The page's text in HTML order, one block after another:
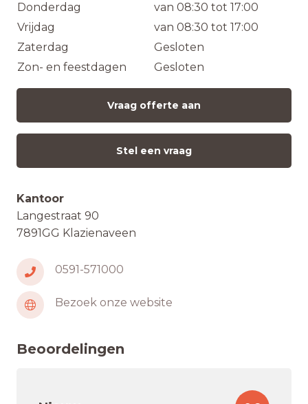
Donderdag
van 08:30 tot 17:00
Vrijdag
van 08:30 tot 17:00
Zaterdag
Gesloten
Zon- en feestdagen
Gesloten
Vraag offerte aan
Stel een vraag
Kantoor
Langestraat 90
7891GG Klazienaveen
0591-571000
Bezoek onze website
Beoordelingen